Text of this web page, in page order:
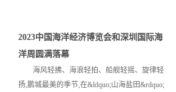
2023中国海洋经济博览会和深圳国际海
洋周圆满落幕
海风轻拂、海浪轻拍、船舰轻摇、旋律轻
扬,鹏城最美的季节,在&ldquo;山海盐田&rdquo;